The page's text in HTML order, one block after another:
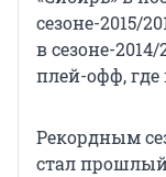
сезоне-2015/
в сезоне-
плей-офф, где
Рекордным
стал